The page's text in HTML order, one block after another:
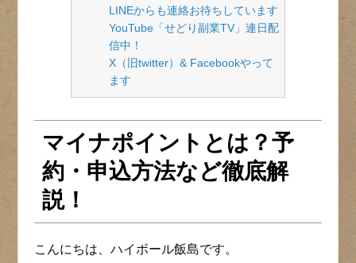
LINEからも連絡お待ちしています
YouTube「せどり副業TV」連日配
信中！
X（旧twitter）& Facebookやって
ます
マイナポイントとは？予
約・申込方法など徹底解
説！
こんにちは、ハイボール飯島です。